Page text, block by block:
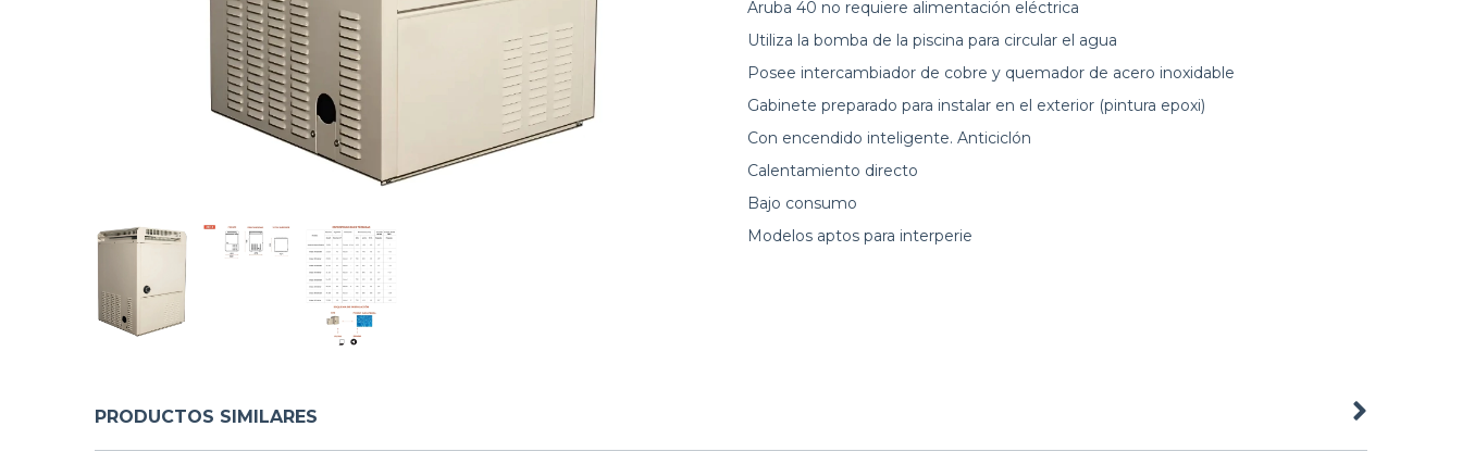
Aruba 40 no requiere alimentación eléctrica
Utiliza la bomba de la piscina para circular el agua
Posee intercambiador de cobre y quemador de acero inoxidable
Gabinete preparado para instalar en el exterior (pintura epoxi)
Con encendido inteligente. Anticiclón
Calentamiento directo
Bajo consumo
Modelos aptos para interperie
PRODUCTOS SIMILARES